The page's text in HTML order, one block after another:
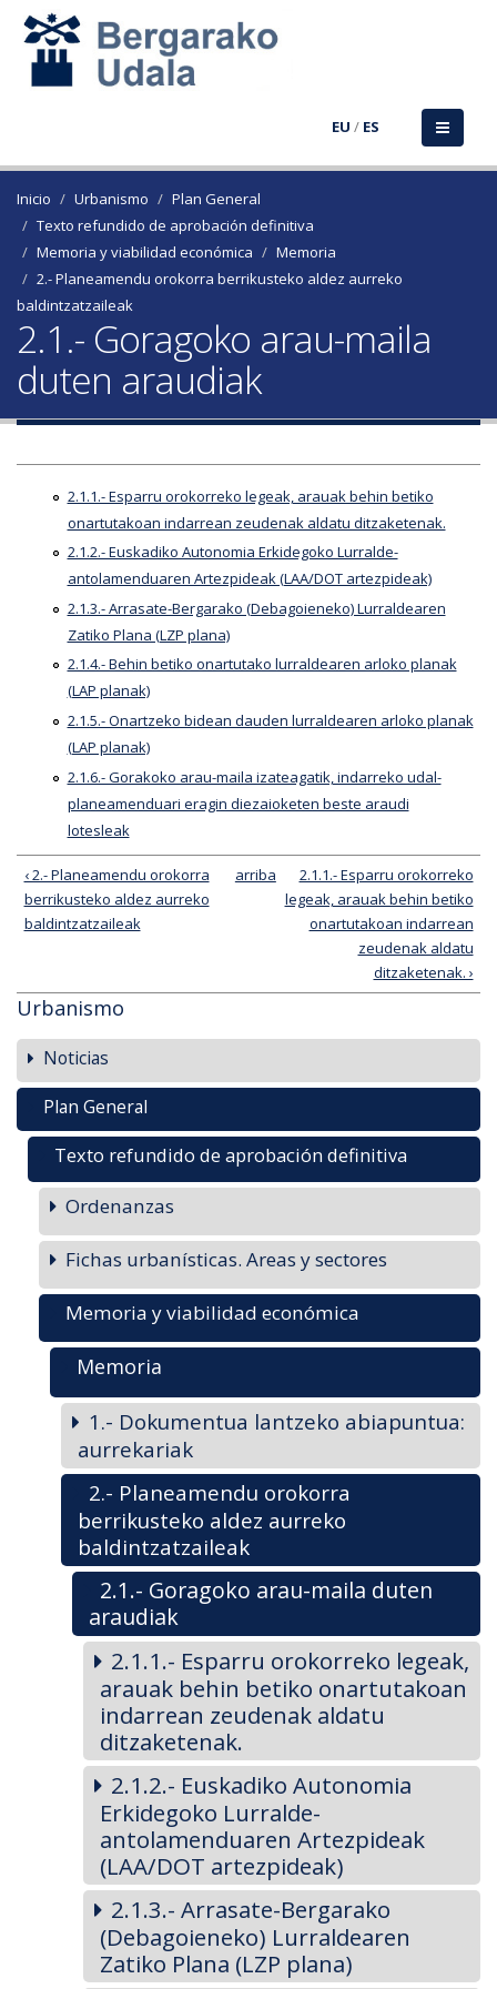
EU / ES
Inicio Urbanismo
Plan General
Texto refundido de aprobación definitiva
Memoria y viabilidad económica
Memoria
2.- Planeamendu orokorra berrikusteko aldez aurreko
baldintzatzaileak
2.1.- Goragoko arau-maila
duten araudiak
2.1.1.- Esparru orokorreko legeak, arauak behin betiko
onartutakoan indarrean zeudenak aldatu ditzaketenak.
2.1.2.- Euskadiko Autonomia Erkidegoko Lurralde-
antolamenduaren Artezpideak (LAA/DOT artezpideak)
2.1.3.- Arrasate-Bergarako (Debagoieneko) Lurraldearen
Zatiko Plana (LZP plana)
2.1.4.- Behin betiko onartutako lurraldearen arloko planak
(LAP planak)
2.1.5.- Onartzeko bidean dauden lurraldearen arloko planak
(LAP planak)
2.1.6.- Gorakoko arau-maila izateagatik, indarreko udal-
planeamenduari eragin diezaioketen beste araudi
lotesleak
‹ 2.- Planeamendu orokorra
berrikusteko aldez aurreko
baldintzatzaileak
arriba
2.1.1.- Esparru orokorreko
legeak, arauak behin betiko
onartutakoan indarrean
zeudenak aldatu
ditzaketenak. ›
Urbanismo
Noticias
Plan General
Texto refundido de aprobación definitiva
Ordenanzas
Fichas urbanísticas. Areas y sectores
Memoria y viabilidad económica
Memoria
1.- Dokumentua lantzeko abiapuntua:
aurrekariak
2.- Planeamendu orokorra
berrikusteko aldez aurreko
baldintzatzaileak
2.1.- Goragoko arau-maila duten
araudiak
2.1.1.- Esparru orokorreko legeak,
arauak behin betiko onartutakoan
indarrean zeudenak aldatu
ditzaketenak.
2.1.2.- Euskadiko Autonomia
Erkidegoko Lurralde-
antolamenduaren Artezpideak
(LAA/DOT artezpideak)
2.1.3.- Arrasate-Bergarako
(Debagoieneko) Lurraldearen
Zatiko Plana (LZP plana)